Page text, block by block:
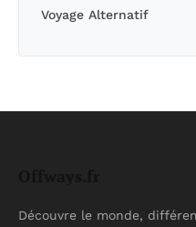
Voyage Alternatif
Découvre le monde,